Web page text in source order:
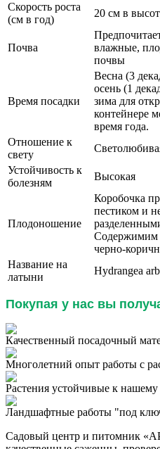
Скорость роста
(см в год)
20 см в
Почва
влажные,
почвы
Время посадки
Весна (3
осень (1
зима для
контейнере
время года.
Отношение к
свету
Устойчивость к
болезням
Высокая
Плодоношение
Коробочка
пестиком и
Содержимим
черно-
Название на
латыни
Hydrangea
Покупая у нас вы
Качественный посадочный
Многолетний опыт работы с
Растения устойчивые к
Ландшафтные работы "под
Садовый центр и питомник